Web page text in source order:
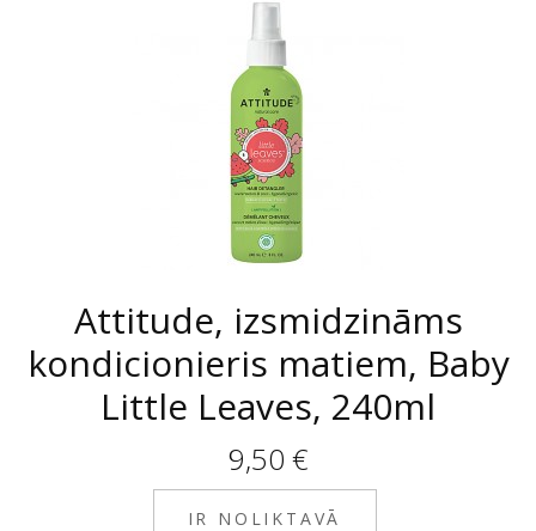
Attitude, izsmidzināms
kondicionieris matiem, Baby
Little Leaves, 240ml
9,50 €
IR NOLIKTAVĀ